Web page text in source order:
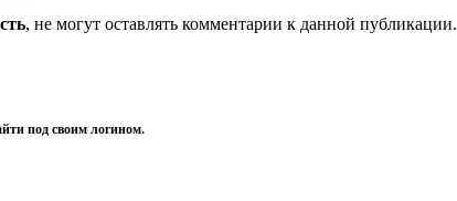
, не могут оставлять комментарии к данной публикации.
под своим логином.